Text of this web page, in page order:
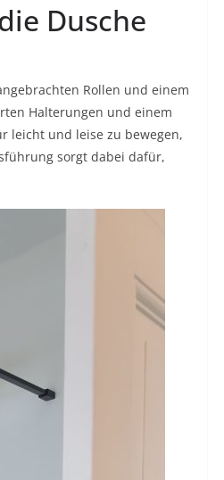
Dusche
Rollen und einem
Halterungen und einem
leicht und leise zu bewegen,
sorgt dabei dafür,